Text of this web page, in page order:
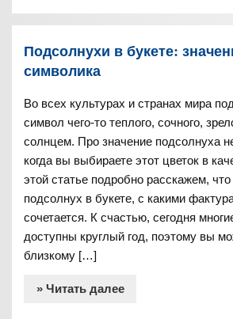
Подсолнухи в букете:
символика
Во всех культурах и странах мира
символ чего-то теплого, сочного,
солнцем. Про значение подсолнуха
когда вы выбираете этот цветок в
этой статье подробно расскажем, что
подсолнух в букете, с какими
сочетается. К счастью, сегодня
доступны круглый год, поэтому вы
близкому […]
» Читать далее